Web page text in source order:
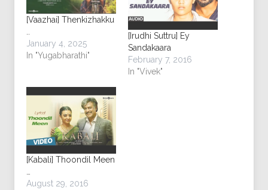
[Vaazhai] Thenkizhakku
January 4, 2025
In "Yugabharathi"
[Irudhi Suttru] Ey
Sandakaara
February 7, 2016
In "Vivek"
[Kabali] Thoondil Meen
August 29, 2016